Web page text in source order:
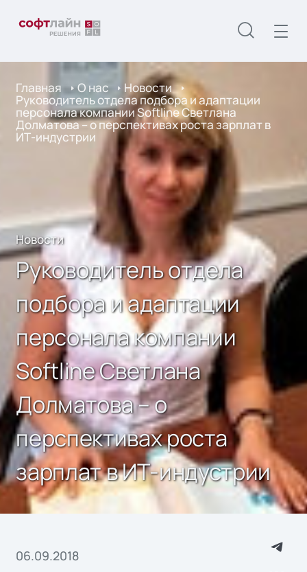
Главная О нас Новости
Руководитель отдела подбора и адаптации
персонала компании Softline Светлана
Долматова – о перспективах роста зарплат в
ИТ-индустрии
Новости
Руководитель отдела
подбора и адаптации
персонала компании
Softline Светлана
Долматова – о
перспективах роста
зарплат в ИТ-индустрии
06.09.2018